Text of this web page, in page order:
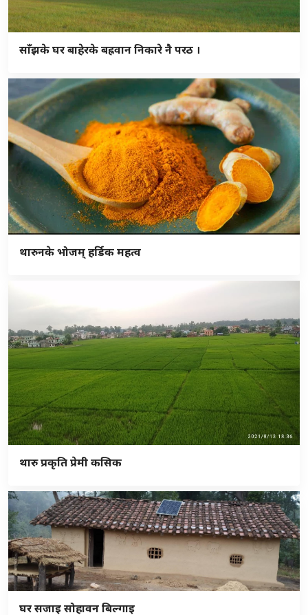
साँझके घर बाहेरके बह्रवान निकारे नै परठ ।
थारुनके भोजम् हर्डिक महत्व
थारु प्रकृति प्रेमी कसिक
घर सजाइ सोहावन बिल्गाइ